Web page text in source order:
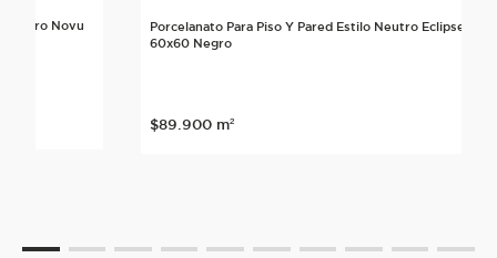
Neutro Novu
Porcelanato Para Piso Y Pared Estilo Neutro Eclipse
60x60 Negro
$89.900 m²